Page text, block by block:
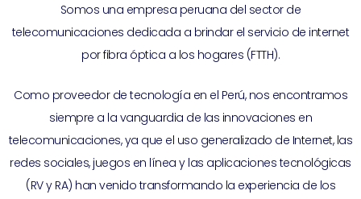
Somos una empresa peruana del sector de
telecomunicaciones dedicada a brindar el servicio de internet
por fibra óptica a los hogares (FTTH).
Como proveedor de tecnología en el Perú, nos encontramos
siempre a la vanguardia de las innovaciones en
telecomunicaciones, ya que el uso generalizado de Internet, las
redes sociales, juegos en línea y las aplicaciones tecnológicas
(RV y RA) han venido transformando la experiencia de los